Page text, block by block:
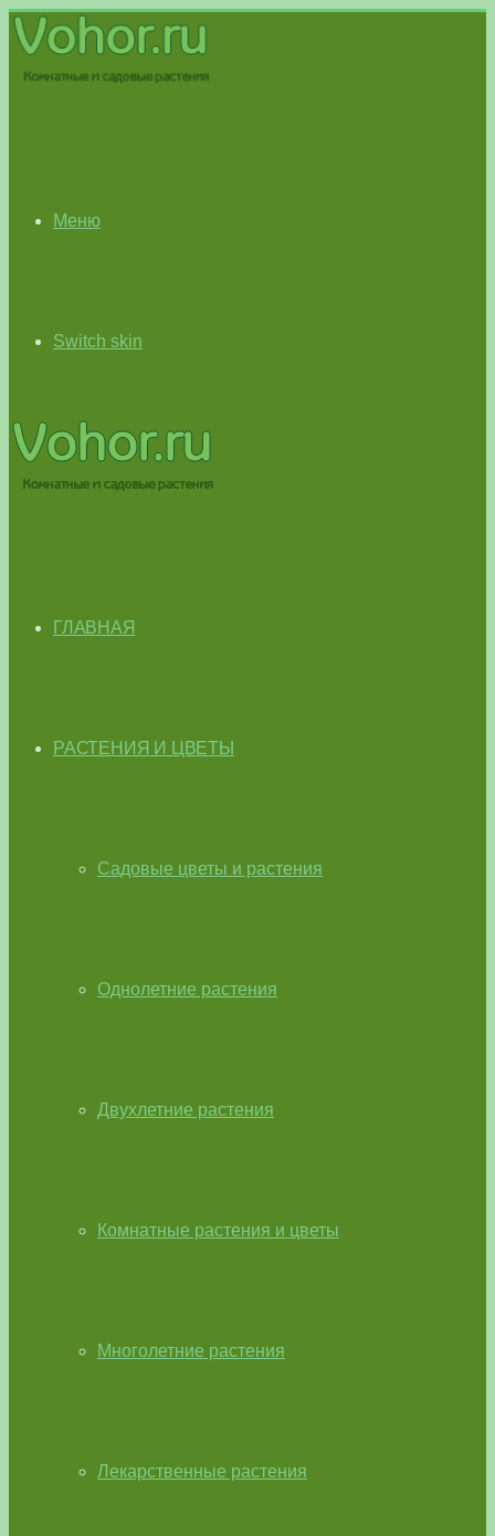
Меню
Switch skin
ГЛАВНАЯ
РАСТЕНИЯ И ЦВЕТЫ
Садовые цветы и растения
Однолетние растения
Двухлетние растения
Комнатные растения и цветы
Многолетние растения
Лекарственные растения